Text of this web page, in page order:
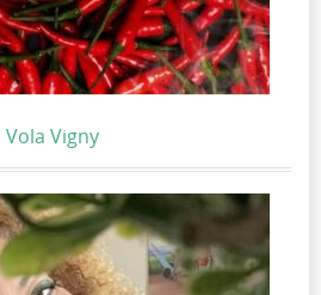
Vigny